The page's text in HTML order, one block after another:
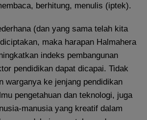
berhitung, menulis (iptek).
(dan yang sama telah kita
maka harapan Halmahera
indeks pembangunan
pendidikan dapat dicapai. Tidak
warganya ke jenjang pendidikan
pengetahuan dan teknologi, juga
manusia yang kreatif dalam